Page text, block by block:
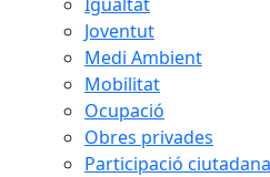
Joventut
Medi Ambient
Mobilitat
Ocupació
Obres privades
Participació ciutadana